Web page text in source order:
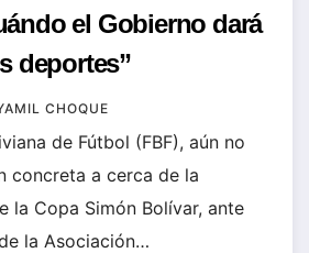
el Gobierno dará
deportes”
CHOQUE
de Fútbol (FBF), aún no
concreta a cerca de la
la Copa Simón Bolívar, ante
la Asociación…